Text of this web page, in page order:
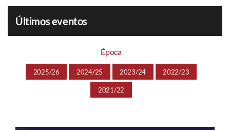
Últimos eventos
Época
2025/26 2024/25 2023/24 2022/23
2021/22